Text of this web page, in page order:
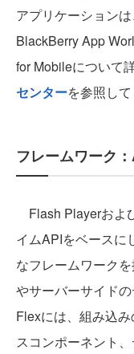
アプリケーション
BlackBerry App
for Mobileについて
センターを参照して
フレームワーク
Flash Playerおよ
イムAPIをベースに
なフレームワーク
やサーバーサイド
Flexには、組み込
スコンポーネント